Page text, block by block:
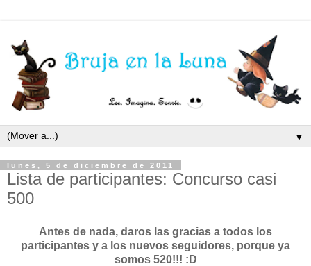
▼
lunes, 5 de diciembre de 2011
Lista de participantes: Concurso casi
500
Antes de nada, daros las gracias a todos los
participantes y a los nuevos seguidores, porque ya
somos 520!!! :D